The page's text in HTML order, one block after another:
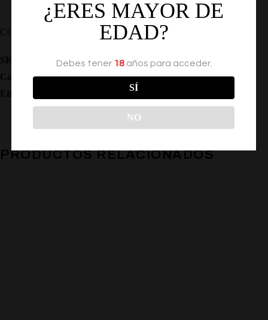
COMPARTIR
SKU: EF-PRLMF
Categoría: Feromonas
Etiquetas: Locion,
PRODUCTOS RELACIONADOS
¿ERES MAYOR DE
EDAD?
Debes tener 18años para acceder.
SÍ
NO